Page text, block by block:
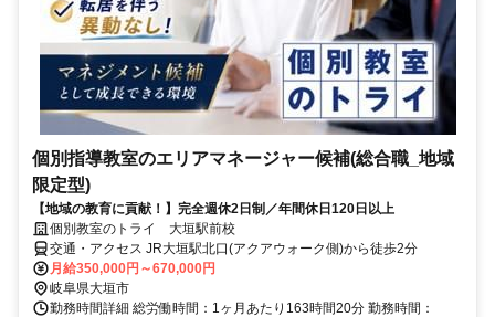
個別指導教室のエリアマネージャー候補(総合職_地域
限定型)
【地域の教育に貢献！】完全週休2日制／年間休日120日以上
個別教室のトライ 大垣駅前校
交通・アクセス JR大垣駅北口(アクアウォーク側)から徒歩2分
月給350,000円～670,000円
岐阜県大垣市
勤務時間詳細 総労働時間：1ヶ月あたり163時間20分 勤務時間：